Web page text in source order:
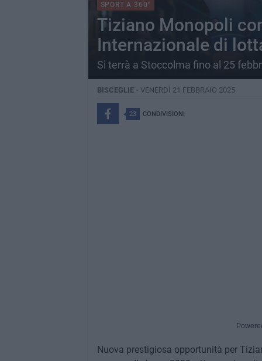
SPORT A 360°
Tiziano Monopoli
Internazionale di
Si terrà a Stoccolma fino al 25
BISCEGLIE - VENERDÌ 21 FEBBRAIO 2025
23 CONDIVISIONI
Nuova prestigiosa opportunità per